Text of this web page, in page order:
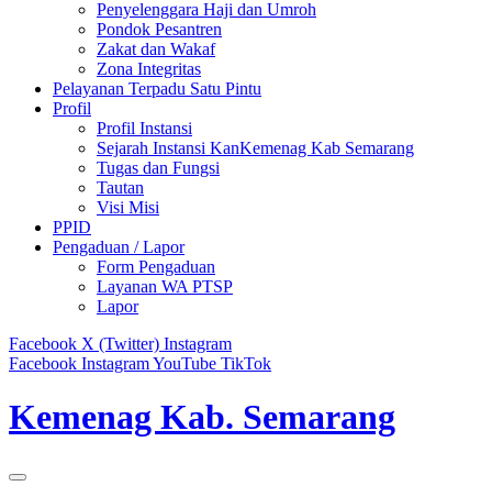
Penyelenggara Haji dan Umroh
Pondok Pesantren
Zakat dan Wakaf
Zona Integritas
Pelayanan Terpadu Satu Pintu
Profil
Profil Instansi
Sejarah Instansi KanKemenag Kab Semarang
Tugas dan Fungsi
Tautan
Visi Misi
PPID
Pengaduan / Lapor
Form Pengaduan
Layanan WA PTSP
Lapor
Facebook X (Twitter) Instagram
Facebook InstagramYouTube TikTok
Kemenag Kab. Semarang